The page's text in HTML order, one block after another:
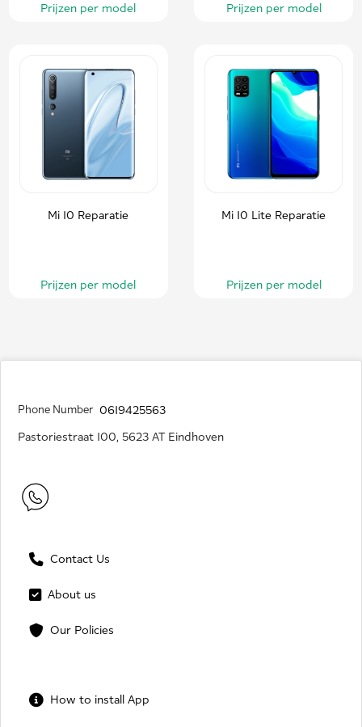
Prijzen per model Prijzen per model
Mi 10 Reparatie
Prijzen per model
Mi 10 Lite Reparatie
Prijzen per model
Phone Number 0619425563
Pastoriestraat 100, 5623 AT Eindhoven
Contact Us
About us
Our Policies
How to install App